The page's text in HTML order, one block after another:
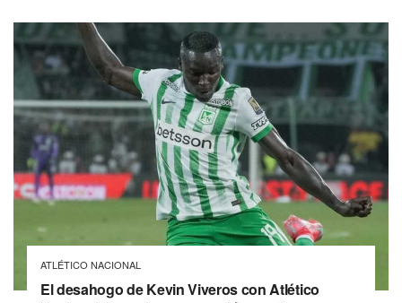
ATLÉTICO NACIONAL
El desahogo de Kevin Viveros con Atlético